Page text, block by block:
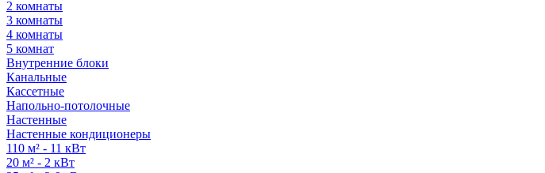
2 комнаты
3 комнаты
4 комнаты
5 комнат
Внутренние блоки
Канальные
Кассетные
Напольно-потолочные
Настенные
Настенные кондиционеры
110 м² - 11 кВт
20 м² - 2 кВт